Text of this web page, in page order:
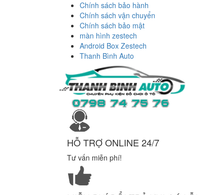
Chính sách bảo hành
Chính sách vận chuyển
Chính sách bảo mật
màn hình zestech
Android Box Zestech
Thanh Bình Auto
HỖ TRỢ ONLINE 24/7
Tư vấn miễn phí!